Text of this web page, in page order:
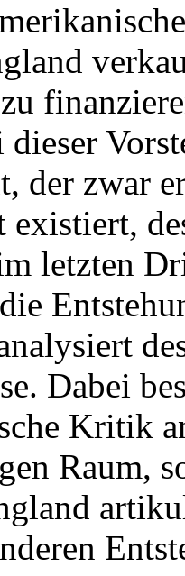
dieser
der zwar
existiert,
letzten
Dabei
Kritik
Raum,